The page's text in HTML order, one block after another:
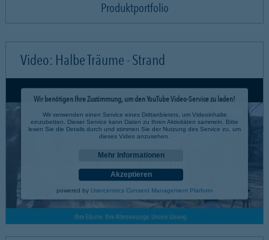
Produktportfolio
Video: Halbe Träume - Strand
Wir benötigen Ihre Zustimmung, um den YouTube Video-Service zu laden!
Wir verwenden einen Service eines Drittanbieters, um Videoinhalte
einzubetten. Dieser Service kann Daten zu Ihren Aktivitäten sammeln. Bitte
lesen Sie die Details durch und stimmen Sie der Nutzung des Service zu, um
dieses Video anzusehen.
Mehr Informationen
Akzeptieren
powered by Usercentrics Consent Management Platform